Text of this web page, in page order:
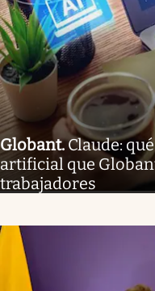
Globant.Claude:
artificial que
trabajadores